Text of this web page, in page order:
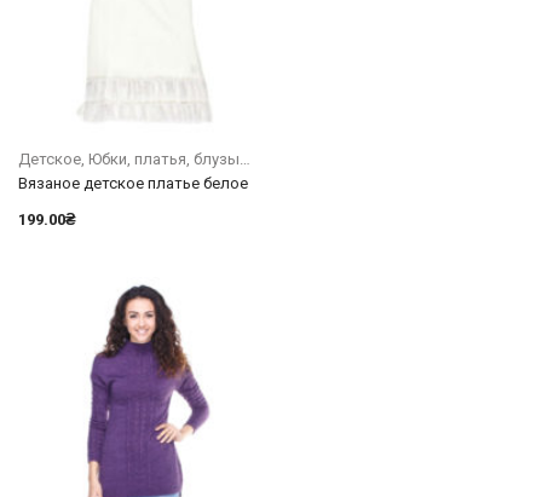
Детское Юбки, платья, блузы
Вязаное детское платье белое
199.00₴